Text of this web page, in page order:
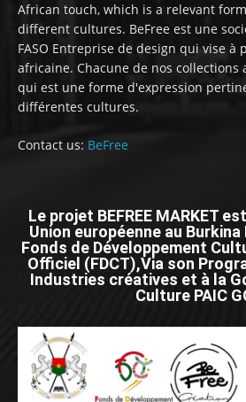
African touch, which is a relevant
different cultures. BeFree est une
FASO Entreprise de design qui vise
africaine. Chacune de nos collections
qui est une forme d'expression
différentes cultures.
Contact us: BeFree
Le projet BEFREE MARKET
Union européenne au
Fonds de Développement
Officiel (FDCT),Via son
Industries créatives et à la
Culture PAIC